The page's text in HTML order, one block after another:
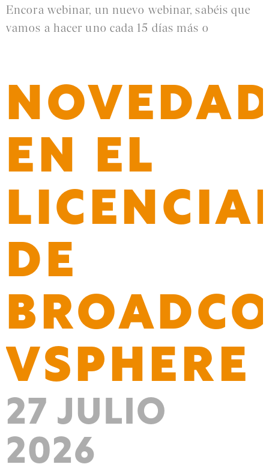
Encora webinar, un nuevo webinar, sabéis que
vamos a hacer uno cada 15 días más o
EN EL
DE
VSPHERE
27 JULIO
2026